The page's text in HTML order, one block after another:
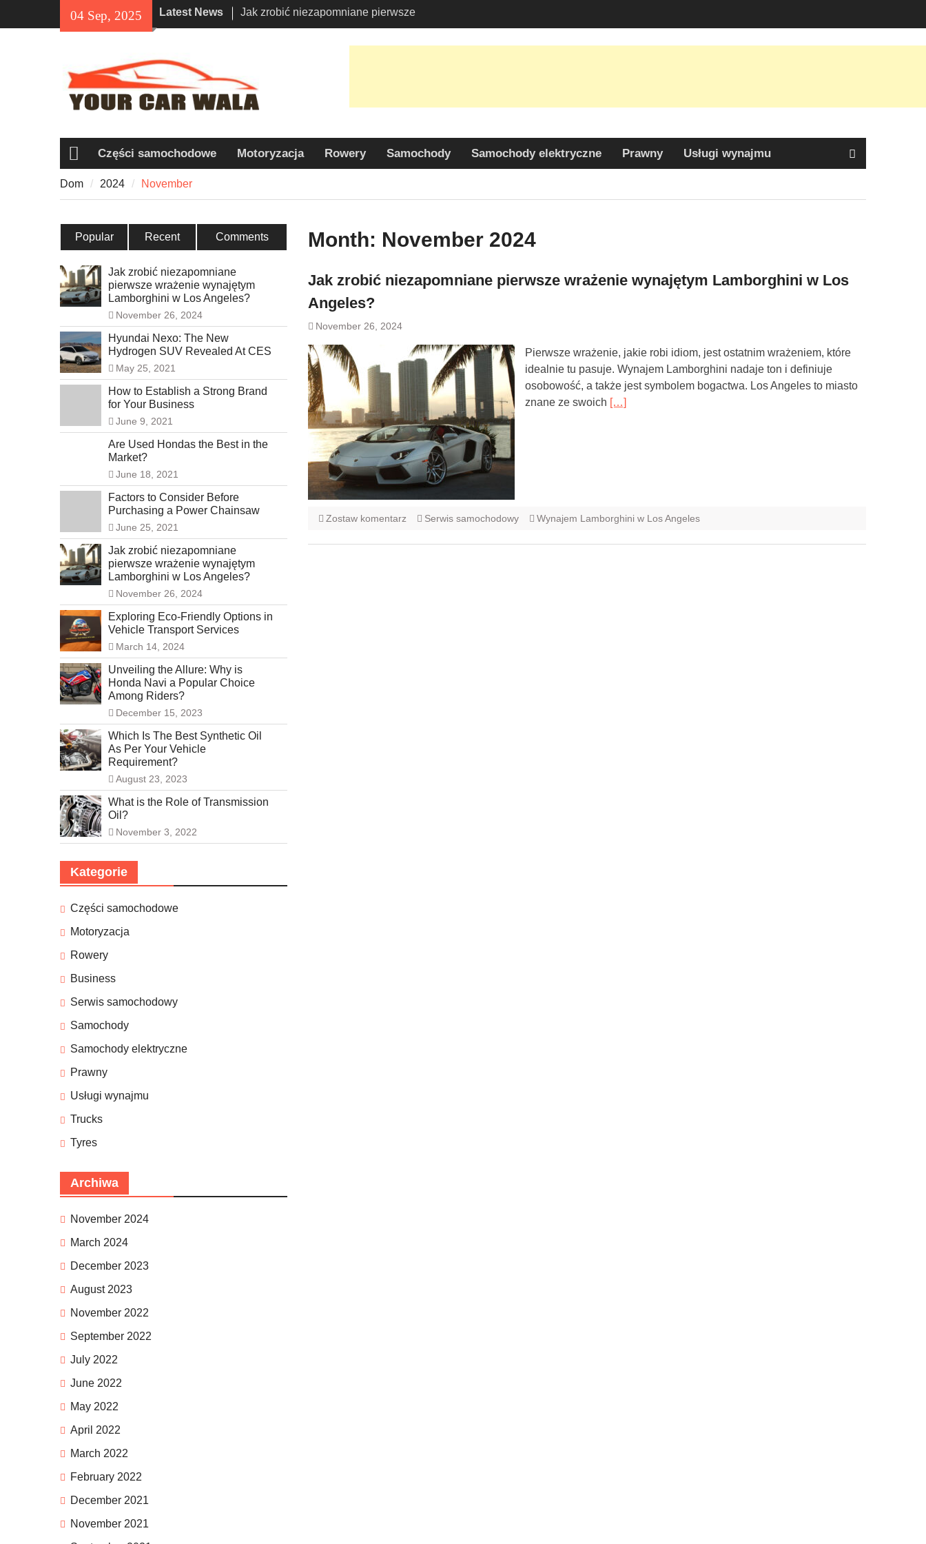
04 Sep, 2025 Latest News
Jak zrobić niezapomniane pierwsze
wrażenie wynajętym Lamborghini w
Vehicle Transport Services
Unveiling the Allure: Why is Honda
Navi a Popular Choice Among
DomCzęści samochodowe Motoryzacja Rowery Samochody Samochody elektryczne Prawny Usługi wynajmu
Dom 2024 November
Month: November 2024
Jak zrobić niezapomniane pierwsze wrażenie wynajętym Lamborghini w Los
Angeles?
November 26, 2024
Pierwsze wrażenie, jakie robi idiom, jest ostatnim wrażeniem, które
idealnie tu pasuje. Wynajem Lamborghini nadaje ton i definiuje
osobowość, a także jest symbolem bogactwa. Los Angeles to miasto
znane ze swoich […]
Zostaw komentarz Serwis samochodowy Wynajem Lamborghini w Los Angeles
Popular Recent Comments
Jak zrobić niezapomniane
pierwsze wrażenie wynajętym
Lamborghini w Los Angeles?
November 26, 2024
Hyundai Nexo: The New
Hydrogen SUV Revealed At CES
May 25, 2021
How to Establish a Strong Brand
for Your Business
June 9, 2021
Are Used Hondas the Best in the
Market?
June 18, 2021
Factors to Consider Before
Purchasing a Power Chainsaw
June 25, 2021
Jak zrobić niezapomniane
pierwsze wrażenie wynajętym
Lamborghini w Los Angeles?
November 26, 2024
Exploring Eco-Friendly Options in
Vehicle Transport Services
March 14, 2024
Unveiling the Allure: Why is
Honda Navi a Popular Choice
Among Riders?
December 15, 2023
Which Is The Best Synthetic Oil
As Per Your Vehicle
Requirement?
August 23, 2023
What is the Role of Transmission
Oil?
November 3, 2022
Kategorie
Części samochodowe
Motoryzacja
Rowery
Business
Serwis samochodowy
Samochody
Samochody elektryczne
Prawny
Usługi wynajmu
Trucks
Tyres
Archiwa
November 2024
March 2024
December 2023
August 2023
November 2022
September 2022
July 2022
June 2022
May 2022
April 2022
March 2022
February 2022
December 2021
November 2021